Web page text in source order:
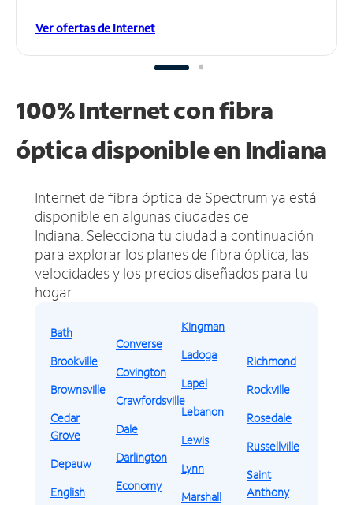
Ver ofertas de Internet
100% Internet con fibra
óptica disponible en Indiana
Internet de fibra óptica de Spectrum ya está
disponible en algunas ciudades de
Indiana. Selecciona tu ciudad a continuación
para explorar los planes de fibra óptica, las
velocidades y los precios diseñados para tu
hogar.
Bath
Brookville
Brownsville
Cedar
Grove
Depauw
English
Converse
Covington
Crawfordsville
Dale
Darlington
Economy
Kingman
Ladoga
Lapel
Lebanon
Lewis
Lynn
Marshall
Richmond
Rockville
Rosedale
Russellville
Saint
Anthony